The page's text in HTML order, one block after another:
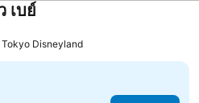
เบย์
Tokyo Disneyland